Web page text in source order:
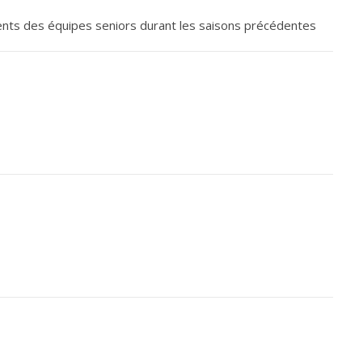
des équipes seniors durant les saisons précédentes